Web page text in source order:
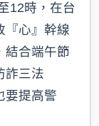
12時，在台
『心』幹線
結合端午節
詐三法
要提高警